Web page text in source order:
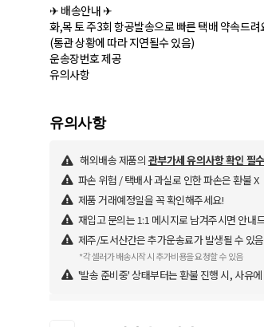
✈ 배송안내 ✈
화,목 토 주3회 항공발송으로 빠른 택배 약속드려
(통관 상황에 따라 지연될수 있음)
운송장번호 제공
유의사항
유의사항
해외배송 제품의 관부가세 유의사항 확인 필
파손 위험 / 택배사 과실로 인한 파손은 환불 X
제품 거래예정일을 꼭 확인해주세요!
재입고 문의는 1:1 메시지로 남겨주시면 안내
제주/도서산간은 추가운송료가 발생될 수 있음
*각 셀러가 배송시작 시 추가비용을 요청할 수 있음
'발송 준비중' 상태부터는 환불 진행 시, 사유